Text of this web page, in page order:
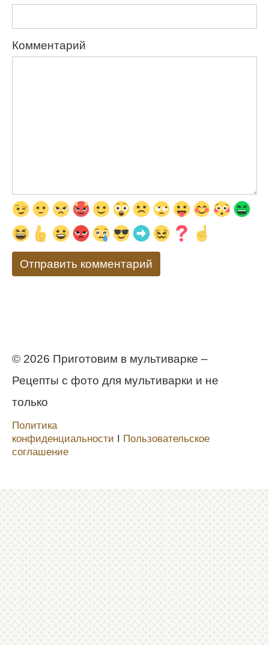
Комментарий
© 2026 Приготовим в мультиварке –
Рецепты с фото для мультиварки и не
только
Политика
конфиденциальности Ι Пользовательское
соглашение